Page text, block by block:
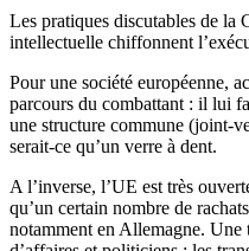
Les pratiques discutables de la
intellectuelle chiffonnent
Pour une société européenne,
parcours du combattant : il lui
une structure commune (joint-
serait-ce qu’un verre à dent.
A l’inverse, l’UE est très
qu’un certain nombre de
notamment en Allemagne. Une